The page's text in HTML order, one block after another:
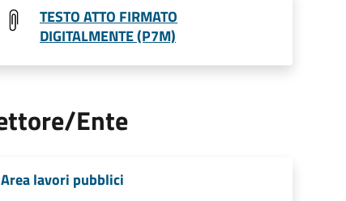
TESTO ATTO FIRMATO
DIGITALMENTE (P7M)
Ente
Area lavori pubblici